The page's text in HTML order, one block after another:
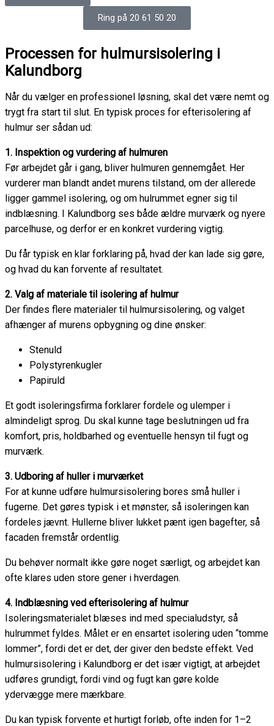
Ring på 20 61 50 20
Processen for hulmursisolering i
Kalundborg
Når du vælger en professionel løsning, skal det være nemt og
trygt fra start til slut. En typisk proces for efterisolering af
hulmur ser sådan ud:
1. Inspektion og vurdering af hulmuren
Før arbejdet går i gang, bliver hulmuren gennemgået. Her
vurderer man blandt andet murens tilstand, om der allerede
ligger gammel isolering, og om hulrummet egner sig til
indblæsning. I Kalundborg ses både ældre murværk og nyere
parcelhuse, og derfor er en konkret vurdering vigtig.
Du får typisk en klar forklaring på, hvad der kan lade sig gøre,
og hvad du kan forvente af resultatet.
2. Valg af materiale til isolering af hulmur
Der findes flere materialer til hulmursisolering, og valget
afhænger af murens opbygning og dine ønsker:
Stenuld
Polystyrenkugler
Papiruld
Et godt isoleringsfirma forklarer fordele og ulemper i
almindeligt sprog. Du skal kunne tage beslutningen ud fra
komfort, pris, holdbarhed og eventuelle hensyn til fugt og
murværk.
3. Udboring af huller i murværket
For at kunne udføre hulmursisolering bores små huller i
fugerne. Det gøres typisk i et mønster, så isoleringen kan
fordeles jævnt. Hullerne bliver lukket pænt igen bagefter, så
facaden fremstår ordentlig.
Du behøver normalt ikke gøre noget særligt, og arbejdet kan
ofte klares uden store gener i hverdagen.
4. Indblæsning ved efterisolering af hulmur
Isoleringsmaterialet blæses ind med specialudstyr, så
hulrummet fyldes. Målet er en ensartet isolering uden “tomme
lommer”, fordi det er det, der giver den bedste effekt. Ved
hulmursisolering i Kalundborg er det især vigtigt, at arbejdet
udføres grundigt, fordi vind og fugt kan gøre kolde
ydervægge mere mærkbare.
Du kan typisk forvente et hurtigt forløb, ofte inden for 1–2